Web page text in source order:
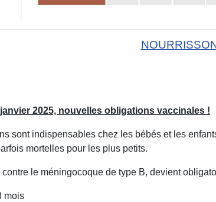
2025, nouvelles obligations vaccinales !
sont indispensables chez les bébés et les
mortelles pour les plus petits.
contre le méningocoque de type B, devient
mois